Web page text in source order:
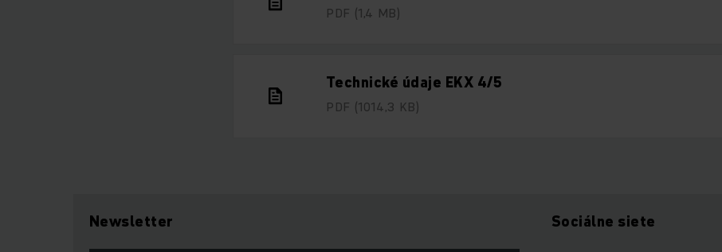
PDF (1,4 MB)
Technické údaje EKX 4/5
PDF (1014,3 KB)
Newsletter Sociálne siete